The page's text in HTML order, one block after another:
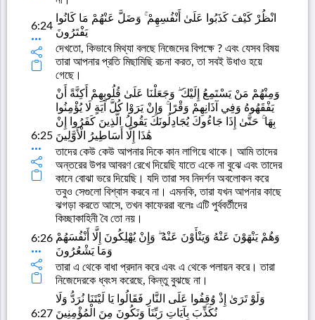
6:24
انْظُرْ كَيْفَ كَذَبُوا عَلَىٰ أَنْفُسِهِمْ ۚ وَضَلَّ عَنْهُمْ مَا كَانُوا
يَفْتَرُونَ
দেখতো, কিভাবে মিথ্যা বলছে নিজেদের বিপক্ষে ? এবং যেসব বিষয়
তারা আপনার প্রতি মিছামিছি রচনা করত, তা সবই উধাও হয়ে
গেছে।
6:25
وَمِنْهُمْ مَنْ يَسْتَمِعُ إِلَيْكَ ۖ وَجَعَلْنَا عَلَىٰ قُلُوبِهِمْ أَكِنَّةً أَنْ
يَفْقَهُوهُ وَفِي آذَانِهِمْ وَقْرًا ۚ وَإِنْ يَرَوْا كُلَّ آيَةٍ لَا يُؤْمِنُوا
بِهَا ۚ حَتَّىٰ إِذَا جَاءُوكَ يُجَادِلُونَكَ يَقُولُ الَّذِينَ كَفَرُوا إِنْ
هَٰذَا إِلَّا أَسَاطِيرُ الْأَوَّلِينَ
তাদের কেউ কেউ আপনার দিকে কান লাগিয়ে থাকে। আমি তাদের
অন্তরের উপর আবরণ রেখে দিয়েছি যাতে একে না বুঝে এবং তাদের
কানে বোঝা ভরে দিয়েছি। যদি তারা সব নিদর্শন অবলোকন করে
তবুও সেগুলো বিশ্বাস করবে না। এমনকি, তারা যখন আপনার কাছে
ঝগড়া করতে আসে, তখন কাফেররা বলেঃ এটি পুর্ববর্তীদের
কিচ্ছাকাহিনী বৈ তো নয়।
6:26 وَهُمْ يَنْهَوْنَ عَنْهُ وَيَنْأَوْنَ عَنْهُ ۖ وَإِنْ يُهْلِكُونَ إِلَّا أَنْفُسَهُمْ
وَمَا يَشْعُرُونَ
তারা এ থেকে বাধা প্রদান করে এবং এ থেকে পলায়ন করে। তারা
নিজেদেরকে ধ্বংস করেছে, কিন্তু বুঝছে না।
6:27
وَلَوْ تَرَىٰ إِذْ وُقِفُوا عَلَى النَّارِ فَقَالُوا يَا لَيْتَنَا نُرَدُّ وَلَا
نُكَذِّبَ بِآيَاتِ رَبِّنَا وَنَكُونَ مِنَ الْمُؤْمِنِينَ